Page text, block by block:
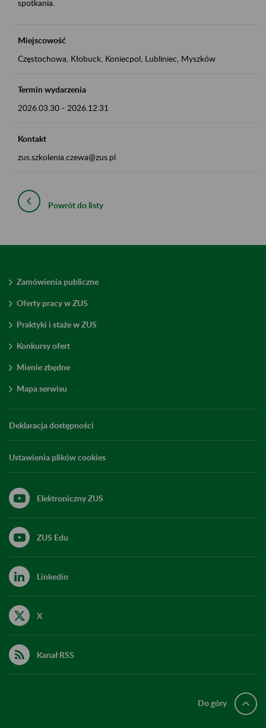
spotkania.
Miejscowość
Częstochowa, Kłobuck, Koniecpol, Lubliniec, Myszków
Termin wydarzenia
2026.03.30 - 2026.12.31
Kontakt
zus.szkolenia.czewa@zus.pl
Powrót do listy
Zamówienia publiczne
Oferty pracy w ZUS
Praktyki i staże w ZUS
Konkursy ofert
Mienie zbędne
Mapa serwisu
Deklaracja dostępności
Ustawienia plików cookies
Elektroniczny ZUS
ZUS Edu
Linkedin
X
Kanał RSS
Do góry